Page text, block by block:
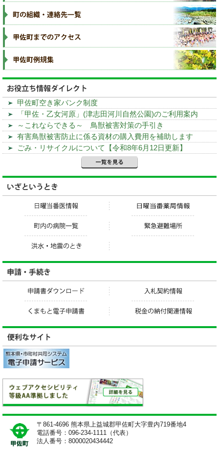
甲佐町空き家バンク制度
「甲佐・乙女河原」(津志田河川自然公園)のご利用案内
～これならできる～ 鳥獣被害対策の手引き
有害鳥獣被害防止に係る資材の購入費用を補助します
ごみ・リサイクルについて【令和8年6月12日更新】
〒861-4696 熊本県上益城郡甲佐町大字豊内719番地4
電話番号：096-234-1111（代表）
法人番号：8000020434442